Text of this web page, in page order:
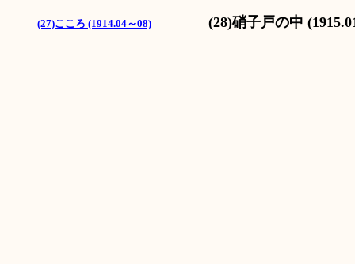
(27)こころ (1914.04～08) (28)硝子戸の中